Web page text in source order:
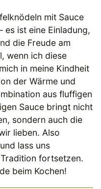
mit Sauce
es ist eine Einladung,
die Freude am
wenn ich diese
in meine Kindheit
der Wärme und
aus fluffigen
Sauce bringt nicht
sondern auch die
lieben. Also
lass uns
fortsetzen.
beim Kochen!